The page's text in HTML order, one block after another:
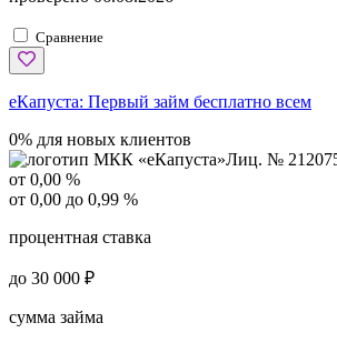
Сравнение
еКапуста: Первый займ бесплатно всем
0% для новых клиентов
Лиц. №
от 0,00 %
от 0,00 до 0,99 %
процентная ставка
до 30 000 ₽
сумма займа